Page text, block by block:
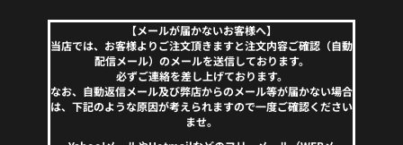
【メールが届かないお客様へ】
当店では、お客様よりご注文頂きますと注文内容ご確認（自動
配信メール）のメールを送信しております。
必ずご連絡を差し上げております。
なお、自動返信メール及び弊店からのメール等が届かない場合
は、下記のような原因が考えられますので一度ご確認ください
ませ。